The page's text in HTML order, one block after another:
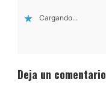
Cargando...
Deja un comentario